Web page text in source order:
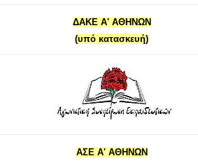
ΔΑΚΕ Α' ΑΘΗΝΩΝ
(υπό κατασκευή)
ΑΣΕ Α' ΑΘΗΝΩΝ